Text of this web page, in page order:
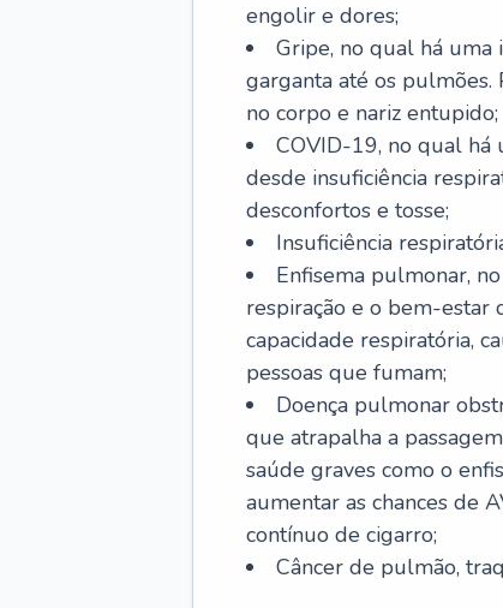
engolir e dores;
Gripe, no qual há uma
garganta até os pulmões.
no corpo e nariz entupido;
COVID-19, no qual há
desde insuficiência
desconfortos e tosse;
Insuficiência
Enfisema pulmonar,
respiração e o bem-estar
capacidade respiratória,
pessoas que fumam;
Doença pulmonar
que atrapalha a
saúde graves como o
aumentar as chances de
contínuo de cigarro;
Câncer de pulmão,